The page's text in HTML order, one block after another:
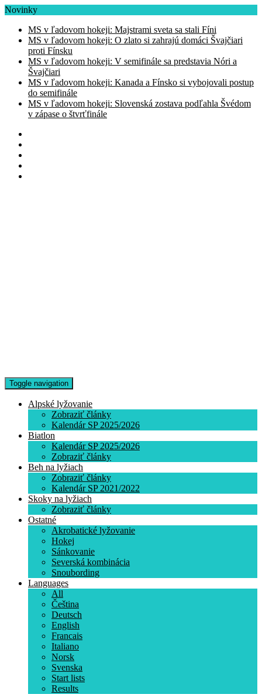
Novinky
MS v ľadovom hokeji: Majstrami sveta sa stali Fíni
MS v ľadovom hokeji: O zlato si zahrajú domáci Švajčiari
proti Fínsku
MS v ľadovom hokeji: V semifinále sa predstavia Nóri a
Švajčiari
MS v ľadovom hokeji: Kanada a Fínsko si vybojovali postup
do semifinále
MS v ľadovom hokeji: Slovenská zostava podľahla Švédom
v zápase o štvrťfinále
Toggle navigation
Alpské lyžovanie
Zobraziť články
Kalendár SP 2025/2026
Biatlon
Kalendár SP 2025/2026
Zobraziť články
Beh na lyžiach
Zobraziť články
Kalendár SP 2021/2022
Skoky na lyžiach
Zobraziť články
Ostatné
Akrobatické lyžovanie
Hokej
Sánkovanie
Severská kombinácia
Snoubording
Languages
All
Čeština
Deutsch
English
Francais
Italiano
Norsk
Svenska
Start lists
Results